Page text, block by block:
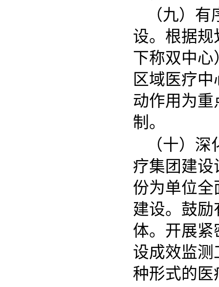
（九）
设。 根据规
下称双中
区域医疗
动作用为
制。
（十）
疗集团建
份为单位
建设。鼓
体。开展
设成效监
种形式的医